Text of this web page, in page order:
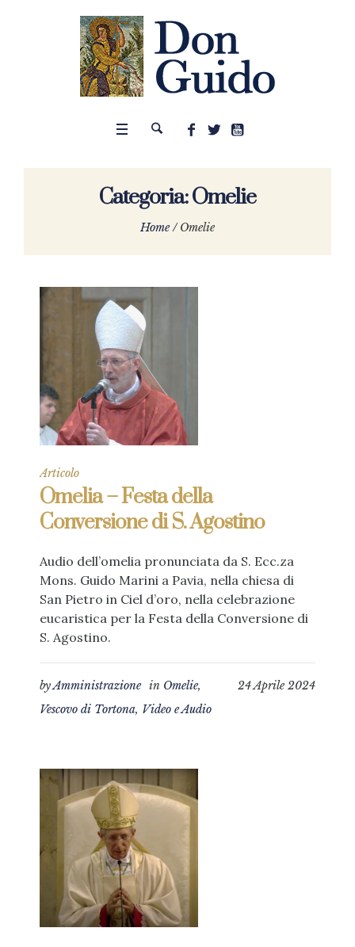
Categoria:Omelie
Home /Omelie
Articolo
Omelia – Festa della
Conversione di S. Agostino
Audio dell’omelia pronunciata da S. Ecc.za
Mons. Guido Marini a Pavia, nella chiesa di
San Pietro in Ciel d’oro, nella celebrazione
eucaristica per la Festa della Conversione di
S. Agostino.
24 Aprile 2024
byAmministrazione in Omelie,
Vescovo di Tortona, Video e Audio